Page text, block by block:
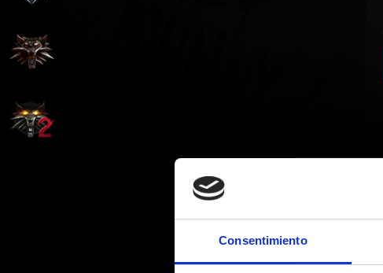
Consentimiento